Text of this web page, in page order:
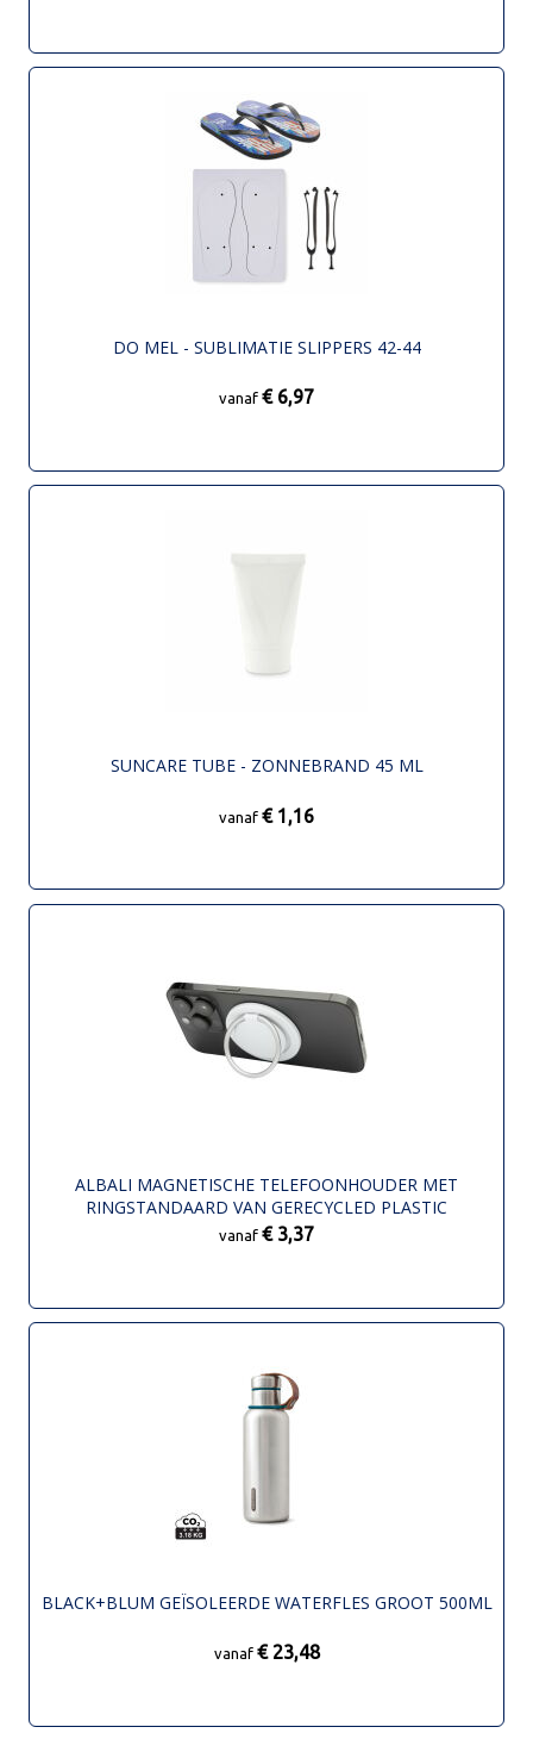
DO MEL - SUBLIMATIE SLIPPERS 42-44
vanaf € 6,97
SUNCARE TUBE - ZONNEBRAND 45 ML
vanaf € 1,16
ALBALI MAGNETISCHE TELEFOONHOUDER MET
RINGSTANDAARD VAN GERECYCLED PLASTIC
vanaf € 3,37
BLACK+BLUM GEÏSOLEERDE WATERFLES GROOT 500ML
vanaf € 23,48